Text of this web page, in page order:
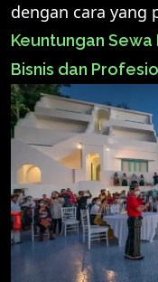
dengan cara yang
Keuntungan
Bisnis dan